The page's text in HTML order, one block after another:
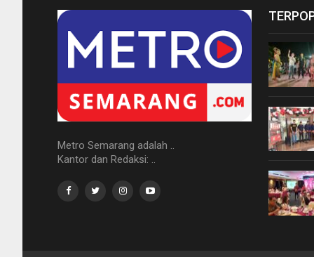
Metro Semarang adalah ..
Kantor dan Redaksi: ..